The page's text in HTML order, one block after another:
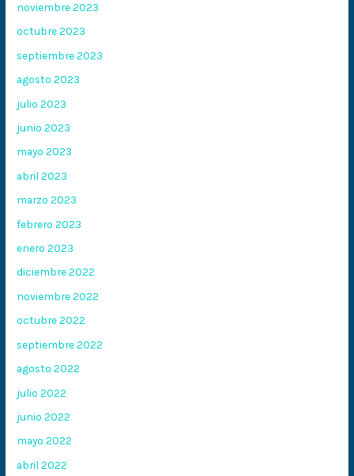
noviembre 2023
octubre 2023
septiembre 2023
agosto 2023
julio 2023
junio 2023
mayo 2023
abril 2023
marzo 2023
febrero 2023
enero 2023
diciembre 2022
noviembre 2022
octubre 2022
septiembre 2022
agosto 2022
julio 2022
junio 2022
mayo 2022
abril 2022